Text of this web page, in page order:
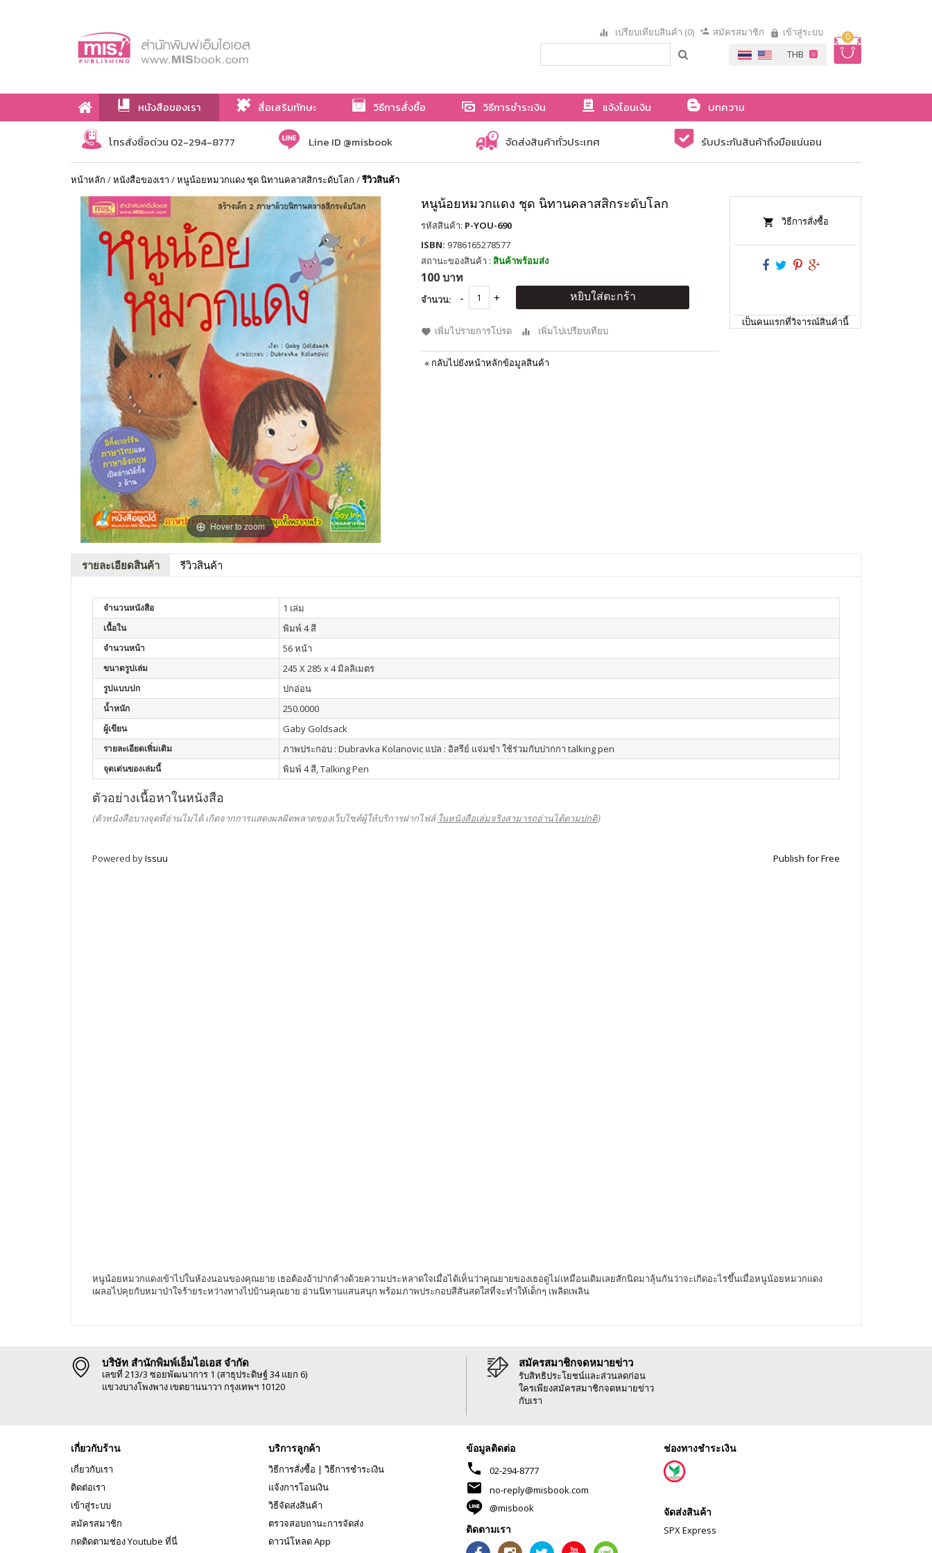
0
เปรียบเทียบสินค้า (0) สมัครสมาชิก เข้าสู่ระบบ
หนังสือของเรา สื่อเสริมทักษะ วิธีการสั่งซื้อ วิธีการชำระเงิน แจ้งโอนเงิน
บทความ
เกี่ยวกับเรา
โทรสั่งซื้อด่วน 02-294-8777 Line ID @misbook จัดส่งสินค้าทั่วประเทศ รับประกันสินค้าถึงมือแน่นอน
หน้าหลัก /หนังสือของเรา /หนูน้อยหมวกแดง ชุด นิทานคลาสสิกระดับโลก /รีวิวสินค้า
Hover to zoom
หนูน้อยหมวกแดง ชุด นิทานคลาสสิกระดับโลก
รหัสสินค้า: P-YOU-690
ISBN: 9786165278577
สถานะของสินค้า : สินค้าพร้อมส่ง
100 บาท
จำนวน: หยิบใส่ตะกร้า
เพิ่มไปรายการโปรด เพิ่มไปเปรียบเทียบ
« กลับไปยังหน้าหลักข้อมูลสินค้า
วิธีการสั่งซื้อ
เป็นคนแรกที่วิจารณ์สินค้านี้
รายละเอียดสินค้า รีวิวสินค้า
จำนวนหนังสือ 1 เล่ม
เนื้อใน พิมพ์ 4 สี
จำนวนหน้า 56 หน้า
ขนาดรูปเล่ม 245 X 285 x 4 มิลลิเมตร
รูปแบบปก ปกอ่อน
น้ำหนัก 250.0000
ผู้เขียน Gaby Goldsack
รายละเอียดเพิ่มเติม ภาพประกอบ : Dubravka Kolanovic แปล : อิสรีย์ แจ่มขำ ใช้ร่วมกับปากกา talking pen
จุดเด่นของเล่มนี้ พิมพ์ 4 สี, Talking Pen
ตัวอย่างเนื้อหาในหนังสือ
(ตัวหนังสือบางจุดที่อ่านไม่ได้ เกิดจากการแสดงผลผิดพลาดของเว็บไซต์ผู้ให้บริการฝากไฟล์ ในหนังสือเล่มจริงสามารถอ่านได้ตามปกติ)
Powered byIssuu Publish for Free
หนูน้อยหมวกแดงเข้าไปในห้องนอนของคุณยาย เธอต้องอ้าปากค้างด้วยความประหลาดใจเมื่อได้เห็นว่าคุณยายของเธอดูไม่เหมือนเดิมเลยสักนิดมาลุ้นกันว่าจะเกิดอะไรขึ้นเมื่อหนูน้อยหมวกแดง
เผลอไปคุยกับหมาป่าใจร้ายระหว่างทางไปบ้านคุณยาย อ่านนิทานแสนสนุก พร้อมภาพประกอบสีสันสดใสที่จะทำให้เด็กๆ เพลิดเพลิน
บริษัท สำนักพิมพ์เอ็มไอเอส จำกัด
เลขที่ 213/3 ซอยพัฒนาการ 1 (สาธุประดิษฐ์ 34 แยก 6)
แขวงบางโพงพาง เขตยานนาวา กรุงเทพฯ 10120
สมัครสมาชิกจดหมายข่าว
รับสิทธิประโยชน์และส่วนลดก่อน
ใครเพียงสมัครสมาชิกจดหมายข่าว
กับเรา
เกี่ยวกับร้าน
เกี่ยวกับเรา
ติดต่อเรา
เข้าสู่ระบบ
สมัครสมาชิก
กดติดตามช่อง Youtube ที่นี่
บริการลูกค้า
วิธีการสั่งซื้อ | วิธีการชำระเงิน
แจ้งการโอนเงิน
วิธีจัดส่งสินค้า
ตรวจสอบถานะการจัดส่ง
ดาวน์โหลด App
ข้อมูลติดต่อ
phone 02-294-8777
mail
no-reply@misbook.com
@misbook
ติดตามเรา
ช่องทางชำระเงิน
จัดส่งสินค้า
SPX Express